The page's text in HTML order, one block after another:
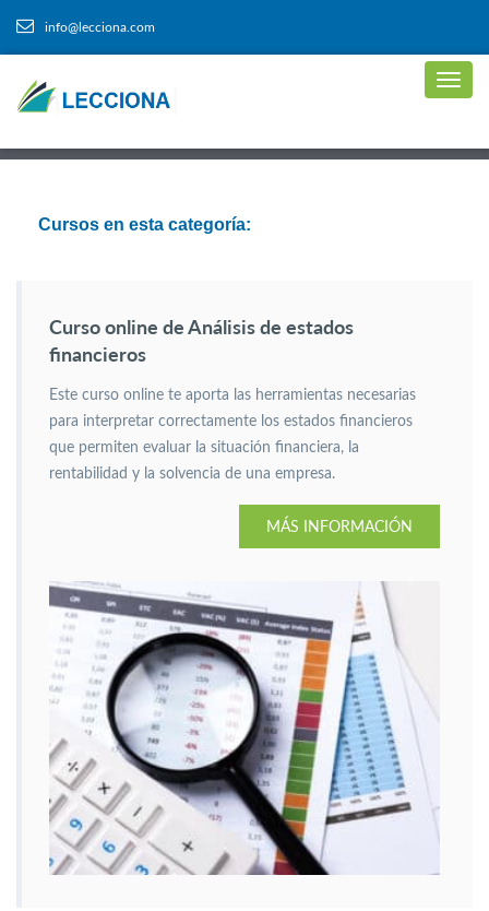
info@lecciona.com
Cursos en esta categoría:
Curso online de Análisis de estados
financieros
Este curso online te aporta las herramientas necesarias
para interpretar correctamente los estados financieros
que permiten evaluar la situación financiera, la
rentabilidad y la solvencia de una empresa.
MÁS INFORMACIÓN